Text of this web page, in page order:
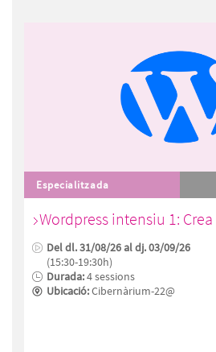
Especialitzada
Wordpress intensiu 1:
Del dl. 31/08/26 al dj. 03/09/26
(15:30-19:30h)
Durada:4 sessions
Ubicació:Cibernàrium-22@